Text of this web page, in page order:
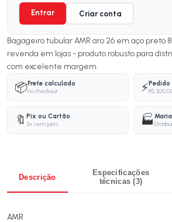
Entrar Criar conta
Bagageiro tubular AMR aro 26 em aço preto
revenda em lojas - produto robusto para
com excelente margem.
📦Frete calculado
no checkout
⚡Pedido
R$
🔖 Pix ou Cartão
3x sem juros
🏭
Descrição
Especificações
técnicas (3)
AMR